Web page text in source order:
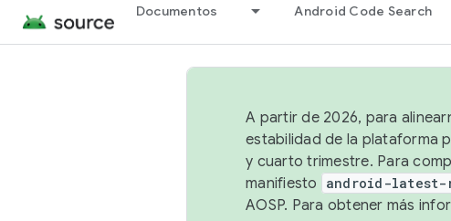
Documentos Android Code Search
A partir de 2026, para
estabilidad de la plataforma
y cuarto trimestre. Para
manifiesto
android-latest-
AOSP. Para obtener más